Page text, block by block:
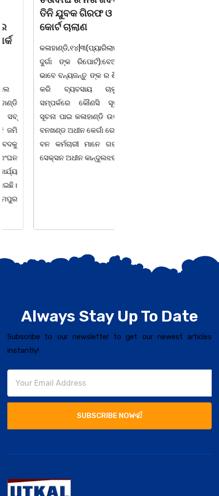
ତିନି ଯୁବକ ଗିରଫ ଓ
କୋର୍ଟ ଚାଲାଣ
କଳାହାଣ୍ଡି,୧୪|୩(ପ୍ୟାରିଲାଲ
ଦୁର୍ଗା ଙ୍କ ରିପୋର୍ଟ):ବେଆଇନ
ଭାବେ ବନ୍ୟଜନ୍ତୁ ଙ୍କ ର ଶିକାର
କରି ବ୍ୟବସାୟ ଚାଲୁଥିବା
ସମ୍ପର୍କରେ କୌଣସି ସୂତ୍ରରୁ
ସୂଚନା ପାଇ କଳାହାଣ୍ଡି ଉତ୍ତର
ବନଖଣ୍ଡ ଅଧୀନ କେଗାଁ ରେଞ୍ଜର
ବନ କର୍ମଚାରୀ ମାନେ ଗରଗାବ
ସେକ୍ସନ ଅଧୀନ କାନ୍ଦୁଲଝର
Always Stay Up To Date
Subscribe to our newsletter to get our newest articles
instantly!
SUBSCRIBE NOW